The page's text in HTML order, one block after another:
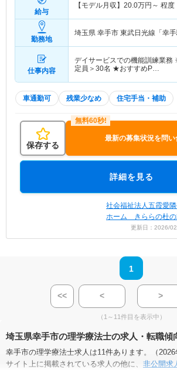
給与
【モデル月収】 20.0万円～ 程度
勤務地
埼玉県 幸手市 東武日光線「幸手
仕事内容
デイサービスでの機能訓練業務 ※
定員＞30名 ★おすすめP…
車通勤可 残業少なめ 住宅手当・補助
保存する
最新の募集状況を問い
詳細を見る
社会福祉法人五霞愛
ホーム きららの杜の
更新日：2026/
1
<< < >
（1～11件目を表示中）
埼玉県幸手市の理学療法士の求人・転職傾
幸手市の理学療法士求人は11件あります。（2026
サイト上に掲載されている求人の他に、 非公開求